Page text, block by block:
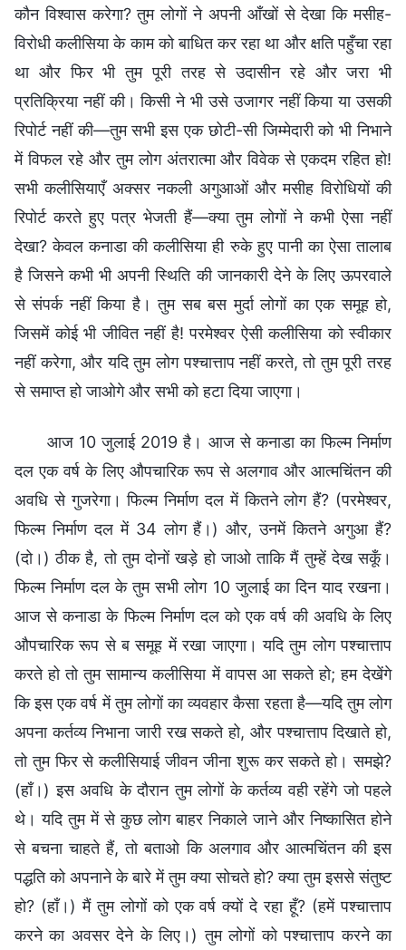
कौन विश्वास करेगा? तुम लोगों ने अपनी आँखों से देखा कि मसीह-
विरोधी कलीसिया के काम को बाधित कर रहा था और क्षति पहुँचा रहा
था और फिर भी तुम पूरी तरह से उदासीन रहे और जरा भी
प्रतिक्रिया नहीं की। किसी ने भी उसे उजागर नहीं किया या उसकी
रिपोर्ट नहीं की—तुम सभी इस एक छोटी-सी जिम्मेदारी को भी निभाने
में विफल रहे और तुम लोग अंतरात्मा और विवेक से एकदम रहित हो!
सभी कलीसियाएँ अक्सर नकली अगुआओं और मसीह विरोधियों की
रिपोर्ट करते हुए पत्र भेजती हैं—क्या तुम लोगों ने कभी ऐसा नहीं
देखा? केवल कनाडा की कलीसिया ही रुके हुए पानी का ऐसा तालाब
है जिसने कभी भी अपनी स्थिति की जानकारी देने के लिए ऊपरवाले
से संपर्क नहीं किया है। तुम सब बस मुर्दा लोगों का एक समूह हो,
जिसमें कोई भी जीवित नहीं है! परमेश्वर ऐसी कलीसिया को स्वीकार
नहीं करेगा, और यदि तुम लोग पश्चात्ताप नहीं करते, तो तुम पूरी तरह
से समाप्त हो जाओगे और सभी को हटा दिया जाएगा।
आज 10 जुलाई 2019 है। आज से कनाडा का फिल्म निर्माण
दल एक वर्ष के लिए औपचारिक रूप से अलगाव और आत्मचिंतन की
अवधि से गुजरेगा। फिल्म निर्माण दल में कितने लोग हैं? (परमेश्वर,
फिल्म निर्माण दल में 34 लोग हैं।) और, उनमें कितने अगुआ हैं?
(दो।) ठीक है, तो तुम दोनों खड़े हो जाओ ताकि मैं तुम्हें देख सकूँ।
फिल्म निर्माण दल के तुम सभी लोग 10 जुलाई का दिन याद रखना।
आज से कनाडा के फिल्म निर्माण दल को एक वर्ष की अवधि के लिए
औपचारिक रूप से ब समूह में रखा जाएगा। यदि तुम लोग पश्चात्ताप
करते हो तो तुम सामान्य कलीसिया में वापस आ सकते हो; हम देखेंगे
कि इस एक वर्ष में तुम लोगों का व्यवहार कैसा रहता है—यदि तुम लोग
अपना कर्तव्य निभाना जारी रख सकते हो, और पश्चात्ताप दिखाते हो,
तो तुम फिर से कलीसियाई जीवन जीना शुरू कर सकते हो। समझे?
(हाँ।) इस अवधि के दौरान तुम लोगों के कर्तव्य वही रहेंगे जो पहले
थे। यदि तुम में से कुछ लोग बाहर निकाले जाने और निष्कासित होने
से बचना चाहते हैं, तो बताओ कि अलगाव और आत्मचिंतन की इस
पद्धति को अपनाने के बारे में तुम क्या सोचते हो? क्या तुम इससे संतुष्ट
हो? (हाँ।) मैं तुम लोगों को एक वर्ष क्यों दे रहा हूँ? (हमें पश्चात्ताप
करने का अवसर देने के लिए।) तुम लोगों को पश्चात्ताप करने का